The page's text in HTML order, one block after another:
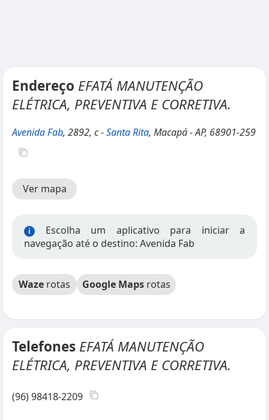
Endereço EFATÁ MANUTENÇÃO
ELÉTRICA, PREVENTIVA E CORRETIVA.
Avenida Fab, 2892, c -Santa Rita, Macapá - AP, 68901-259
Ver mapa
i
Escolha um aplicativo para iniciar a
navegação até o destino: Avenida Fab
Waze rotas Google Maps rotas
Telefones EFATÁ MANUTENÇÃO
ELÉTRICA, PREVENTIVA E CORRETIVA.
(96) 98418-2209